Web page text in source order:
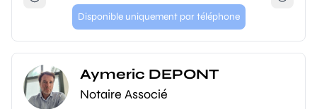
Disponible uniquement par téléphone
Aymeric DEPONT
Notaire Associé